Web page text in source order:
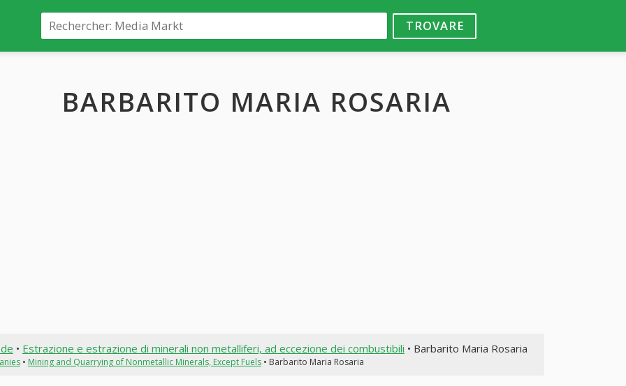
TROVARE
BARBARITO MARIA ROSARIA
• Estrazione e estrazione di minerali non metalliferi, ad eccezione dei combustibili • Barbarito Maria Rosaria
• Mining and Quarrying of Nonmetallic Minerals, Except Fuels• Barbarito Maria Rosaria